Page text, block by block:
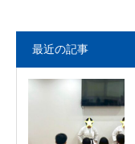
最近の記事